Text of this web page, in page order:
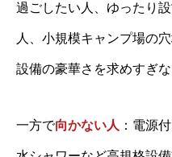
過ごしたい人、ゆったり
人、小規模キャンプ場の
設備の豪華さを求めすぎな
一方で向かない人 ：電源